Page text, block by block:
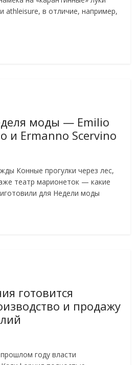
athleisure, в отличие, например,
моды — Emilio
и Ermanno Scervino
Конные прогулки через лес,
театр марионеток — какие
для Недели моды
готовится
и продажу
году власти